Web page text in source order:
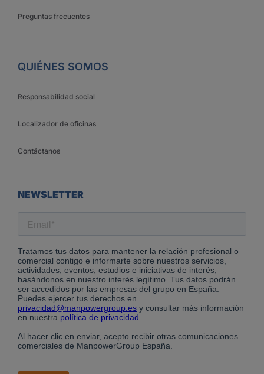
Preguntas frecuentes
QUIÉNES SOMOS
Responsabilidad social
Localizador de oficinas
Contáctanos
NEWSLETTER